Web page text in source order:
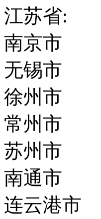
江苏省:
南京市
无锡市
徐州市
常州市
苏州市
南通市
连云港市